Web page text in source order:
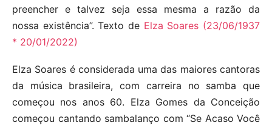
preencher e talvez seja essa mesma a razão da
nossa existência”. Texto de Elza Soares (23/06/1937
* 20/01/2022)
Elza Soares é considerada uma das maiores cantoras
da música brasileira, com carreira no samba que
começou nos anos 60. Elza Gomes da Conceição
começou cantando sambalanço com “Se Acaso Você